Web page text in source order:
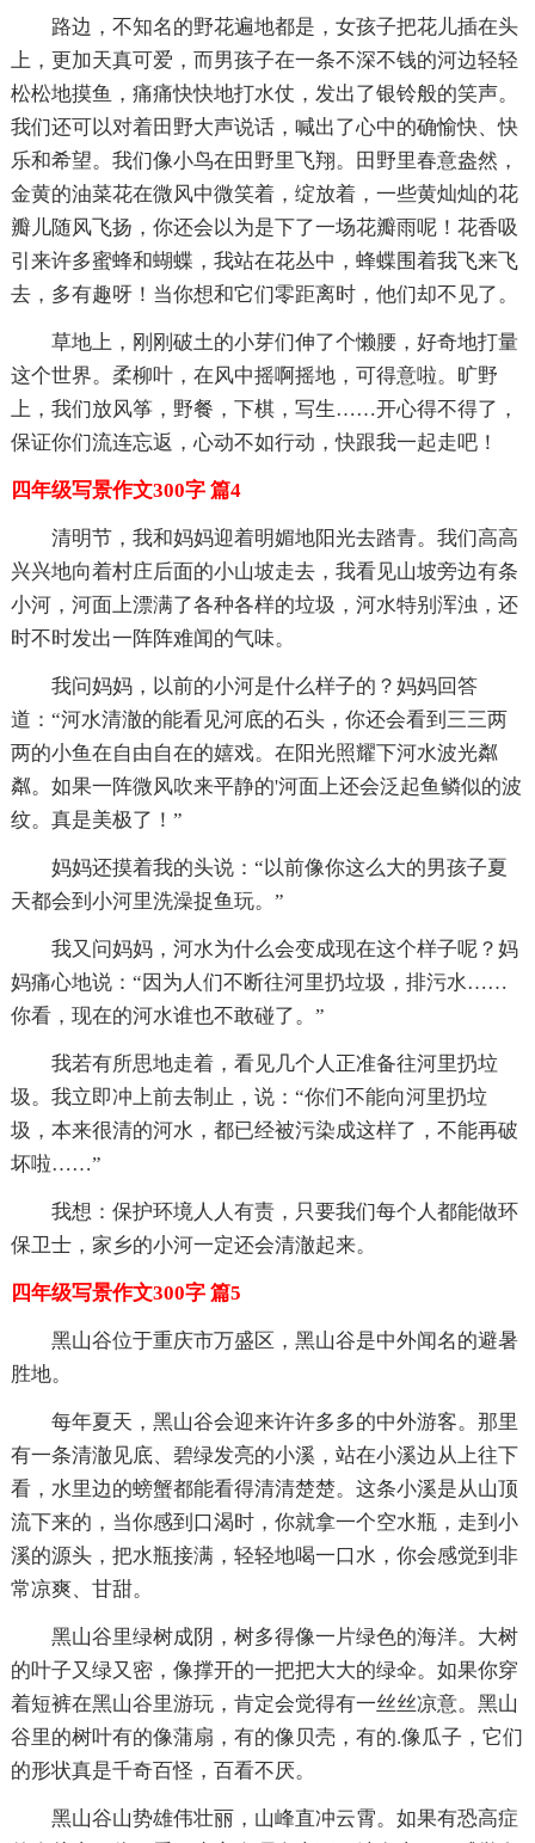
路边，不知名的野花遍地都是，女孩子把花儿插在头
上，更加天真可爱，而男孩子在一条不深不钱的河边轻轻
松松地摸鱼，痛痛快快地打水仗，发出了银铃般的笑声。
我们还可以对着田野大声说话，喊出了心中的确愉快、快
乐和希望。我们像小鸟在田野里飞翔。田野里春意盎然，
金黄的油菜花在微风中微笑着，绽放着，一些黄灿灿的花
瓣儿随风飞扬，你还会以为是下了一场花瓣雨呢！花香吸
引来许多蜜蜂和蝴蝶，我站在花丛中，蜂蝶围着我飞来飞
去，多有趣呀！当你想和它们零距离时，他们却不见了。
草地上，刚刚破土的小芽们伸了个懒腰，好奇地打量
这个世界。柔柳叶，在风中摇啊摇地，可得意啦。旷野
上，我们放风筝，野餐，下棋，写生……开心得不得了，
保证你们流连忘返，心动不如行动，快跟我一起走吧！
四年级写景作文300字 篇4
清明节，我和妈妈迎着明媚地阳光去踏青。我们高高
兴兴地向着村庄后面的小山坡走去，我看见山坡旁边有条
小河，河面上漂满了各种各样的垃圾，河水特别浑浊，还
时不时发出一阵阵难闻的气味。
我问妈妈，以前的小河是什么样子的？妈妈回答
道：“河水清澈的能看见河底的石头，你还会看到三三两
两的小鱼在自由自在的嬉戏。在阳光照耀下河水波光粼
粼。如果一阵微风吹来平静的'河面上还会泛起鱼鳞似的波
纹。真是美极了！”
妈妈还摸着我的头说：“以前像你这么大的男孩子夏
天都会到小河里洗澡捉鱼玩。”
我又问妈妈，河水为什么会变成现在这个样子呢？妈
妈痛心地说：“因为人们不断往河里扔垃圾，排污水……
你看，现在的河水谁也不敢碰了。”
我若有所思地走着，看见几个人正准备往河里扔垃
圾。我立即冲上前去制止，说：“你们不能向河里扔垃
圾，本来很清的河水，都已经被污染成这样了，不能再破
坏啦……”
我想：保护环境人人有责，只要我们每个人都能做环
保卫士，家乡的小河一定还会清澈起来。
四年级写景作文300字 篇5
黑山谷位于重庆市万盛区，黑山谷是中外闻名的避暑
胜地。
每年夏天，黑山谷会迎来许许多多的中外游客。那里
有一条清澈见底、碧绿发亮的小溪，站在小溪边从上往下
看，水里边的螃蟹都能看得清清楚楚。这条小溪是从山顶
流下来的，当你感到口渴时，你就拿一个空水瓶，走到小
溪的源头，把水瓶接满，轻轻地喝一口水，你会感觉到非
常凉爽、甘甜。
黑山谷里绿树成阴，树多得像一片绿色的海洋。大树
的叶子又绿又密，像撑开的一把把大大的绿伞。如果你穿
着短裤在黑山谷里游玩，肯定会觉得有一丝丝凉意。黑山
谷里的树叶有的像蒲扇，有的像贝壳，有的.像瓜子，它们
的形状真是千奇百怪，百看不厌。
黑山谷山势雄伟壮丽，山峰直冲云霄。如果有恐高症